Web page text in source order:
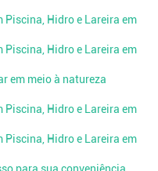
em meio à natureza